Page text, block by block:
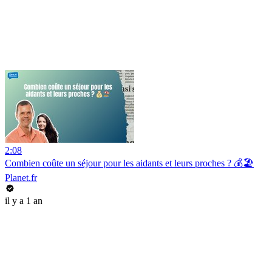
2:08
Combien coûte un séjour pour les aidants et leurs proches ? 💰🏖️
Planet.fr
il y a 1 an